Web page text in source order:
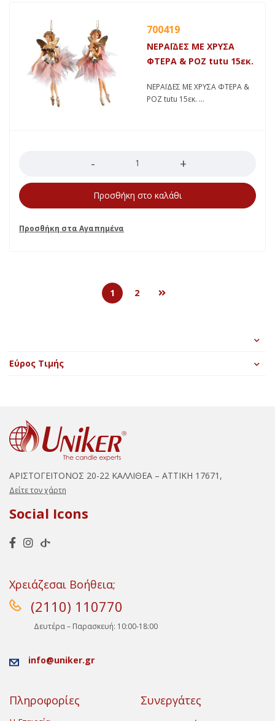
Εύρος Τιμής
700419
ΝΕΡΑΪΔΕΣ ΜΕ ΧΡΥΣΑ
ΦΤΕΡΑ & ΡΟΖ tutu 15εκ.
ΝΕΡΑΪΔΕΣ ΜΕ ΧΡΥΣΑ ΦΤΕΡΑ &
ΡΟΖ tutu 15εκ.
Προσθήκη στο καλάθι
1 2
ΑΡΙΣΤΟΓΕΙΤΟΝΟΣ 20-22 ΚΑΛΛΙΘΕΑ – ΑΤΤΙΚΗ 17671,
Δείτε τον χάρτη
Social Icons
Χρειάζεσαι Βοήθεια;
(2110) 110770
Δευτέρα – Παρασκευή: 10:00-18:00
info@uniker.gr
Πληροφορίες Συνεργάτες